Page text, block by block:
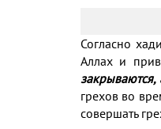
Согласно
Аллах и
грехов во
совершать